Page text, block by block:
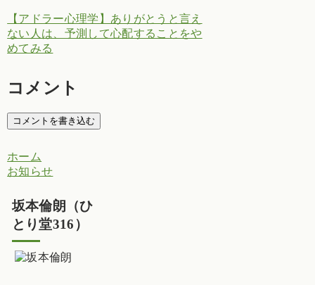
【アドラー心理学】ありがとうと言え
ない人は、予測して心配することをや
めてみる
コメント
コメントを書き込む
ホーム
お知らせ
坂本倫朗（ひ
とり堂316）